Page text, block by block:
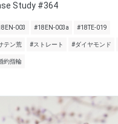
Study #364
003 #18EN-003a #18TE-019
テン荒 #ストレート #ダイヤモンド
約指輪